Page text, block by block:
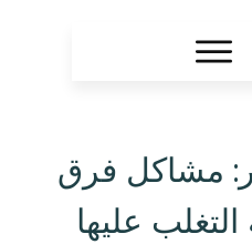
مشاكل فرق
عليها